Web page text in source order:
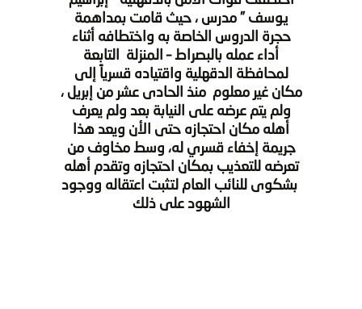
يوسف ” مدرس ، حيث قامت بمداهمة
حجرة الدروس الخاصة به واختطافه أثناء
أداء عمله بالبصراط – المنزلة التابعة
لمحافظة الدقهلية واقتياده قسرياً إلى
مكان غير معلوم منذ الحادى عشر من إبريل ،
ولم يتم عرضه على النيابة بعد ولم يعرف
أهله مكان احتجازه حتى الأن ويعد هذا
جريمة إخفاء قسري له، وسط مخاوف من
تعرضه للتعذيب بمكان احتجازه وتقدم أهله
بشكوى للنائب العام لتثبت اعتقاله ووجود
الشهود على ذلك